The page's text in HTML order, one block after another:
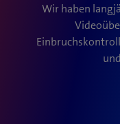
Wir haben